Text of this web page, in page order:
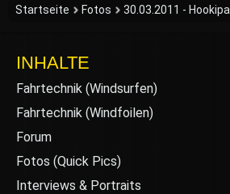
Startseite Fotos 30.03.2011 - Hookipa
INHALTE
Fahrtechnik (Windsurfen)
Fahrtechnik (Windfoilen)
Forum
Fotos (Quick Pics)
Interviews & Portraits